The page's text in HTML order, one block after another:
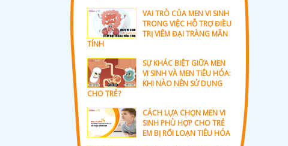
VAI TRÒ CỦA MEN VI SINH
TRONG VIỆC HỖ TRỢ ĐIỀU
TRỊ VIÊM ĐẠI TRÀNG MÃN
TÍNH
SỰ KHÁC BIỆT GIỮA MEN
VI SINH VÀ MEN TIÊU HÓA:
KHI NÀO NÊN SỬ DỤNG
CHO TRẺ?
CÁCH LỰA CHỌN MEN VI
SINH PHÙ HỢP CHO TRẺ
EM BỊ RỐI LOẠN TIÊU HÓA